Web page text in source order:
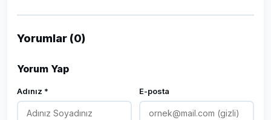
Yorumlar (0)
Yorum Yap
Adınız * E-posta